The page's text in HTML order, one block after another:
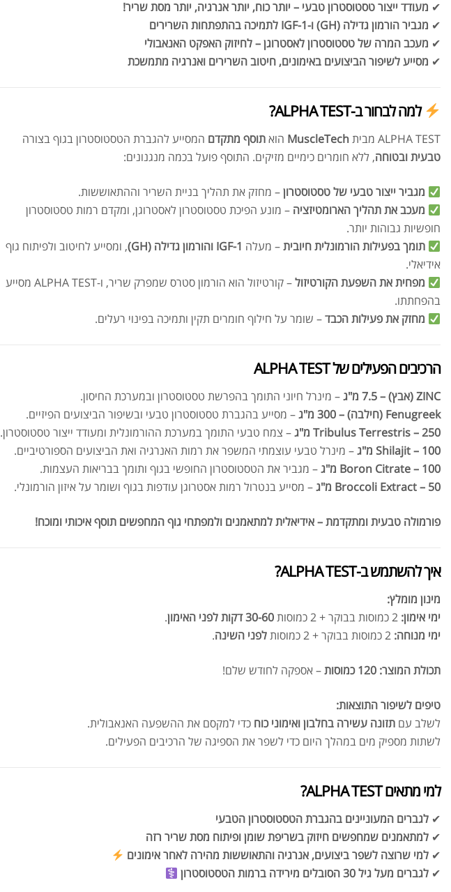
✔ מעודד ייצור טסטוסטרון טבעי – יותר כוח, יותר אנרגיה, יותר מסת שריר!
✔ מגביר הורמון גדילה (GH) ו-IGF-1 לתמיכה בהתפתחות השרירים
✔ מעכב המרה של טסטוסטרון לאסטרוגן – לחיזוק האפקט האנאבולי
✔ מסייע לשיפור הביצועים באימונים, חיטוב השרירים ואנרגיה מתמשכת
למה לבחור ב-ALPHA TEST?
ALPHA TEST מבית MuscleTech הואתוסף מתקדם המסייע להגברת הטסטוסטרון בגוף בצורה
טבעית ובטוחה, ללא חומרים כימיים מזיקים. התוסף פועל בכמה מנגנונים:
מגביר ייצור טבעי של טסטוסטרון– מחזק את תהליך בניית השריר וההתאוששות.
מעכב את תהליך הארומטיזציה – מונע הפיכת טסטוסטרון לאסטרוגן, ומקדם רמות טסטוסטרון
חופשיות גבוהות יותר.
תומך בפעילות הורמונלית חיובית– מעלה IGF-1 והורמון גדילה (GH)
, ומסייע לחיטוב ולפיתוח גוף
אידיאלי.
מפחית את השפעת הקורטיזול
– קורטיזול הוא הורמון סטרס שמפרק שריר, ו-ALPHA TEST מסייע
בהפחתתו.
מחזק את פעילות הכבד– שומר על חילוף חומרים תקין ותמיכה בפינוי רעלים.
הרכיבים הפעילים של ALPHA TEST
ZINC (אבץ) – 7.5 מ"ג
– מינרל חיוני התומך בהפרשת טסטוסטרון ובמערכת החיסון.
Fenugreek (חילבה) – 300 מ"ג
– מסייע בהגברת טסטוסטרון טבעי ובשיפור הביצועים הפיזיים.
Tribulus Terrestris – 250 מ"ג
– צמח טבעי התומך במערכת ההורמונלית ומעודד ייצור טסטוסטרון.
Shilajit – 100 מ"ג
– מינרל טבעי עוצמתי המשפר את רמות האנרגיה ואת הביצועים הספורטיביים.
Boron Citrate – 100 מ"ג
– מגביר את הטסטוסטרון החופשי בגוף ותומך בבריאות העצמות.
Broccoli Extract – 50 מ"ג
– מסייע בנטרול רמות אסטרוגן עודפות בגוף ושומר על איזון הורמונלי.
פורמולה טבעית ומתקדמת – אידיאלית למתאמנים ולמפתחי גוף המחפשים תוסף איכותי ומוכח!
איך להשתמש ב-ALPHA TEST?
מינון מומלץ:
ימי אימון:
30-60 דקות לפני האימון
.
ימי מנוחה:
לפני השינה.
תכולת המוצר: 120 כמוסות – אספקה לחודש שלם!
טיפים לשיפור התוצאות:
לשלב עם תזונה עשירה בחלבון ואימוני כוח כדי למקסם את ההשפעה האנאבולית.
לשתות מספיק מים במהלך היום כדי לשפר את הספיגה של הרכיבים הפעילים.
למי מתאים ALPHA TEST?
✔ לגברים המעוניינים בהגברת הטסטוסטרון הטבעי
✔ למתאמנים שמחפשים חיזוק בשריפת שומן ופיתוח מסת שריר רזה
✔ למי שרוצה לשפר ביצועים, אנרגיה והתאוששות מהירה לאחר אימונים
✔ לגברים מעל גיל 30 הסובלים מירידה ברמות הטסטוסטרון